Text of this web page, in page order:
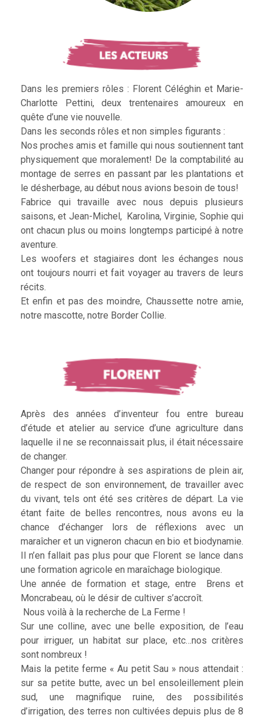
Dans les premiers rôles : Florent Céléghin et Marie-
Charlotte Pettini, deux trentenaires amoureux en
quête d’une vie nouvelle.
Dans les seconds rôles et non simples figurants :
Nos proches amis et famille qui nous soutiennent tant
physiquement que moralement! De la comptabilité au
montage de serres en passant par les plantations et
le désherbage, au début nous avions besoin de tous!
Fabrice qui travaille avec nous depuis plusieurs
saisons, et Jean-Michel, Karolina, Virginie, Sophie qui
ont chacun plus ou moins longtemps participé à notre
aventure.
Les woofers et stagiaires dont les échanges nous
ont toujours nourri et fait voyager au travers de leurs
récits.
Et enfin et pas des moindre, Chaussette notre amie,
notre mascotte, notre Border Collie.
Après des années d’inventeur fou entre bureau
d’étude et atelier au service d’une agriculture dans
laquelle il ne se reconnaissait plus, il était nécessaire
de changer.
Changer pour répondre à ses aspirations de plein air,
de respect de son environnement, de travailler avec
du vivant, tels ont été ses critères de départ. La vie
étant faite de belles rencontres, nous avons eu la
chance d’échanger lors de réflexions avec un
maraîcher et un vigneron chacun en bio et biodynamie.
Il n’en fallait pas plus pour que Florent se lance dans
une formation agricole en maraîchage biologique.
Une année de formation et stage, entre Brens et
Moncrabeau, où le désir de cultiver s’accroît.
Nous voilà à la recherche de La Ferme !
Sur une colline, avec une belle exposition, de l’eau
pour irriguer, un habitat sur place, etc…nos critères
sont nombreux !
Mais la petite ferme « Au petit Sau » nous attendait :
sur sa petite butte, avec un bel ensoleillement plein
sud, une magnifique ruine, des possibilités
d’irrigation, des terres non cultivées depuis plus de 8